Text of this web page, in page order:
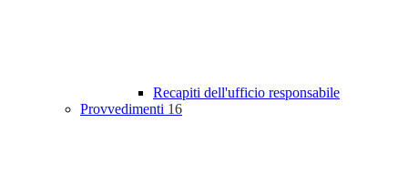
Recapiti dell'ufficio responsabile
Provvedimenti 16